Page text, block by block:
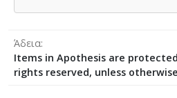
Άδεια
Items in Apothesis are
rights reserved, unless